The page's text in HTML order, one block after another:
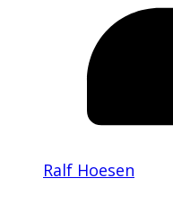
Ralf Hoesen